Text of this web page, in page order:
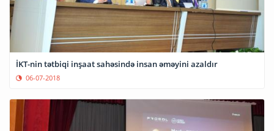
İKT-nin tətbiqi inşaat sahəsində insan əməyini azaldır
06-07-2018